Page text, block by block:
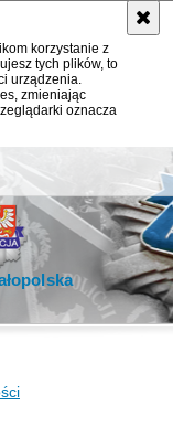
korzystanie z
tych plików, to
urządzenia.
zmieniając
oznacza